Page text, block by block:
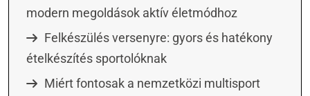
modern megoldások aktív életmódhoz
Felkészülés versenyre: gyors és hatékony
ételkészítés sportolóknak
Miért fontosak a nemzetközi multisport